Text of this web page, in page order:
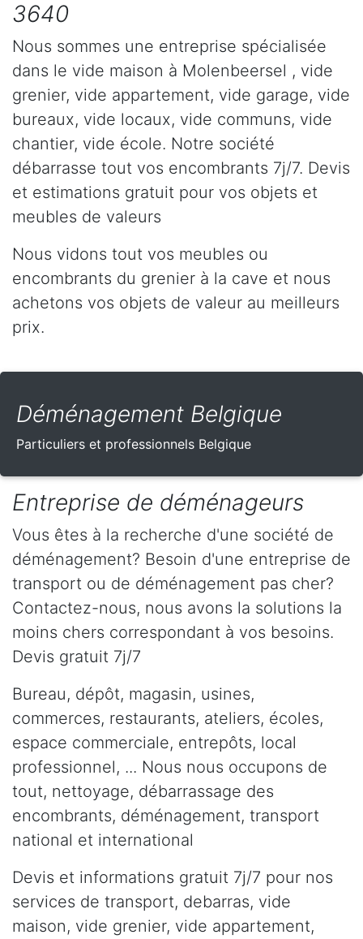
3640
Nous sommes une entreprise spécialisée
dans le vide maison à Molenbeersel , vide
grenier, vide appartement, vide garage, vide
bureaux, vide locaux, vide communs, vide
chantier, vide école. Notre société
débarrasse tout vos encombrants 7j/7. Devis
et estimations gratuit pour vos objets et
meubles de valeurs
Nous vidons tout vos meubles ou
encombrants du grenier à la cave et nous
achetons vos objets de valeur au meilleurs
prix.
Déménagement Belgique
Particuliers et professionnels Belgique
Entreprise de déménageurs
Vous êtes à la recherche d'une société de
déménagement? Besoin d'une entreprise de
transport ou de déménagement pas cher?
Contactez-nous, nous avons la solutions la
moins chers correspondant à vos besoins.
Devis gratuit 7j/7
Bureau, dépôt, magasin, usines,
commerces, restaurants, ateliers, écoles,
espace commerciale, entrepôts, local
professionnel, ... Nous nous occupons de
tout, nettoyage, débarrassage des
encombrants, déménagement, transport
national et international
Devis et informations gratuit 7j/7 pour nos
services de transport, debarras, vide
maison, vide grenier, vide appartement,